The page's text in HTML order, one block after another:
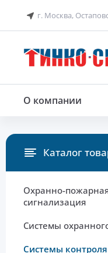
г. Москва,
О компании
Каталог
Охранно-
сигнализация
Системы
Системы